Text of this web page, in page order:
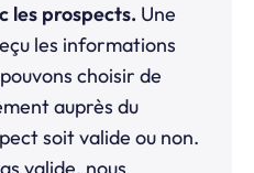
les prospects. Une
les informations
choisir de
auprès du
soit valide ou non.